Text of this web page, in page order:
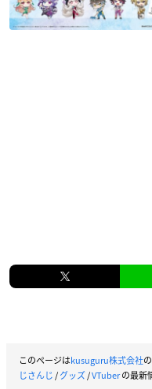
このページはkusuguru株式会社
じさんじ/グッズ/VTuberの最新